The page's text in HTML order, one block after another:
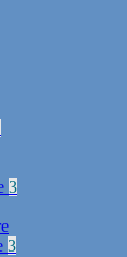
3
3